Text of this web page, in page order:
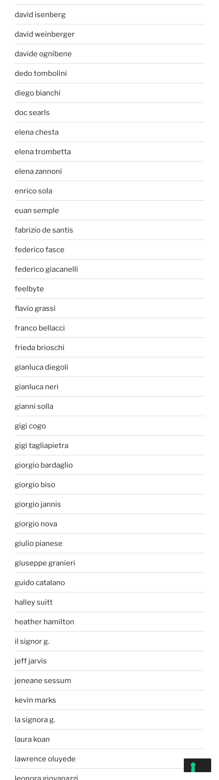
david isenberg
david weinberger
davide ognibene
dedo tombolini
diego bianchi
doc searls
elena chesta
elena trombetta
elena zannoni
enrico sola
euan semple
fabrizio de santis
federico fasce
federico giacanelli
feelbyte
flavio grassi
franco bellacci
frieda brioschi
gianluca diegoli
gianluca neri
gianni solla
gigi cogo
gigi tagliapietra
giorgio bardaglio
giorgio biso
giorgio jannis
giorgio nova
giulio pianese
giuseppe granieri
guido catalano
halley suitt
heather hamilton
il signor g.
jeff jarvis
jeneane sessum
kevin marks
la signora g.
laura koan
lawrence oluyede